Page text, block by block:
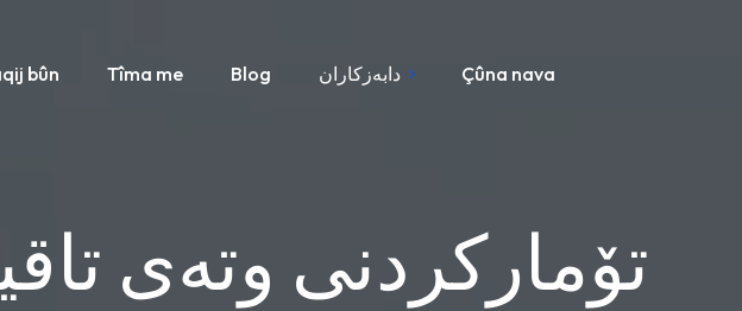
bûn Tîma me Blog دابەزکاران Çûna nava
تۆمارکردنی وتەی